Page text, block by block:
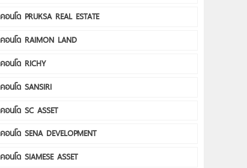
คอนโด PRUKSA REAL ESTATE
คอนโด RAIMON LAND
คอนโด RICHY
คอนโด SANSIRI
คอนโด SC ASSET
คอนโด SENA DEVELOPMENT
คอนโด SIAMESE ASSET